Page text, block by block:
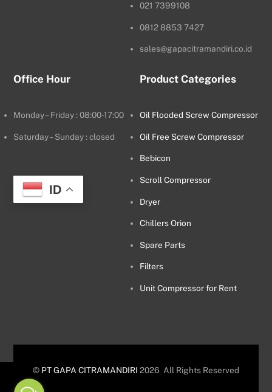
021 7399108
0812 8853 7427
sales@gapacitramandiri.co.id
Office Hour
Monday – Friday : 08:00-17:00
Saturday – Sunday : closed
ID
Product Categories
Oil Flooded Screw Compressor
Oil Free Screw Compressor
Bebicon
Scroll Compressor
Dryer
Chillers Orion
Spare Parts
Filters
Unit Compressor for Rent
© PT GAPA CITRAMANDIRI 2026 All Rights Reserved